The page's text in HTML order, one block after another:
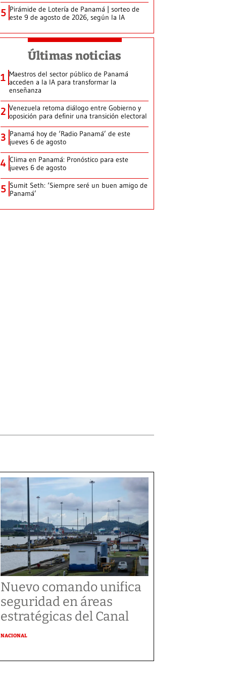
5 Pirámide de Lotería de Panamá | sorteo de
este 9 de agosto de 2026, según la IA
Últimas noticias
1 Maestros del sector público de Panamá
acceden a la IA para transformar la
enseñanza
2 Venezuela retoma diálogo entre Gobierno y
oposición para definir una transición electoral
3 Panamá hoy de ‘Radio Panamá’ de este
jueves 6 de agosto
4 Clima en Panamá: Pronóstico para este
jueves 6 de agosto
5 Sumit Seth: ‘Siempre seré un buen amigo de
Panamá’
Nuevo comando unifica
seguridad en áreas
estratégicas del Canal
NACIONAL